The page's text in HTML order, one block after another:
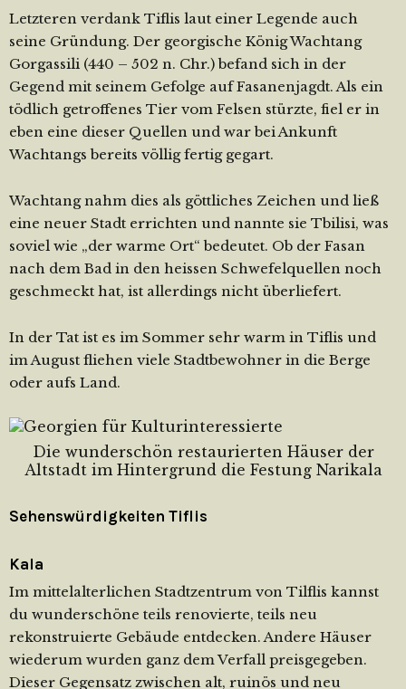
Letzteren verdank Tiflis laut einer Legende auch
seine Gründung. Der georgische König Wachtang
Gorgassili (440 – 502 n. Chr.) befand sich in der
Gegend mit seinem Gefolge auf Fasanenjagdt. Als ein
tödlich getroffenes Tier vom Felsen stürzte, fiel er in
eben eine dieser Quellen und war bei Ankunft
Wachtangs bereits völlig fertig gegart.
Wachtang nahm dies als göttliches Zeichen und ließ
eine neuer Stadt errichten und nannte sie Tbilisi, was
soviel wie „der warme Ort“ bedeutet. Ob der Fasan
nach dem Bad in den heissen Schwefelquellen noch
geschmeckt hat, ist allerdings nicht überliefert.
In der Tat ist es im Sommer sehr warm in Tiflis und
im August fliehen viele Stadtbewohner in die Berge
oder aufs Land.
Die wunderschön restaurierten Häuser der
Altstadt im Hintergrund die Festung Narikala
Sehenswürdigkeiten Tiflis
Kala
Im mittelalterlichen Stadtzentrum von Tilflis kannst
du wunderschöne teils renovierte, teils neu
rekonstruierte Gebäude entdecken. Andere Häuser
wiederum wurden ganz dem Verfall preisgegeben.
Dieser Gegensatz zwischen alt, ruinös und neu